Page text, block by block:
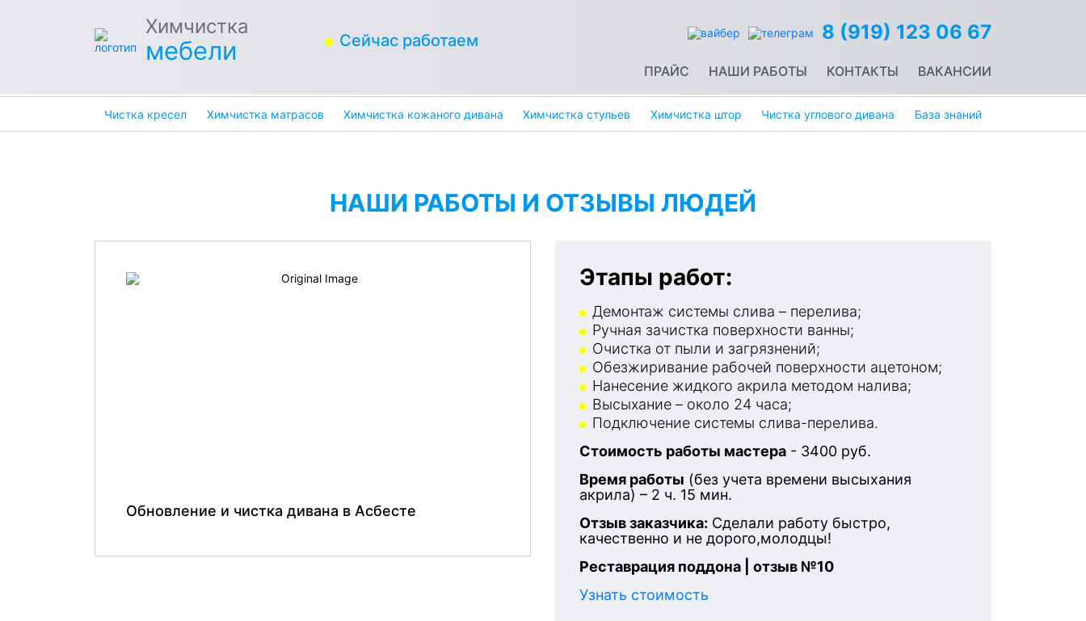
Химчистка
мебели Сейчас работаем 8 (919) 123 06 67
ПРАЙС НАШИ РАБОТЫ КОНТАКТЫ ВАКАНСИИ
Чистка кресел Химчистка матрасов Химчистка кожаного дивана Химчистка стульев Химчистка штор Чистка углового дивана База знаний
НАШИ РАБОТЫ И ОТЗЫВЫ ЛЮДЕЙ
Обновление и чистка дивана в Асбесте
Этапы работ:
Демонтаж системы слива – перелива;
Ручная зачистка поверхности ванны;
Очистка от пыли и загрязнений;
Обезжиривание рабочей поверхности ацетоном;
Нанесение жидкого акрила методом налива;
Высыхание – около 24 часа;
Подключение системы слива-перелива.
Стоимость работы мастера - 3400 руб.
Время работы (без учета времени высыхания
акрила) – 2 ч. 15 мин.
Отзыв заказчика: Сделали работу быстро,
качественно и не дорого,молодцы!
Реставрация поддона | отзыв №10
Узнать стоимость